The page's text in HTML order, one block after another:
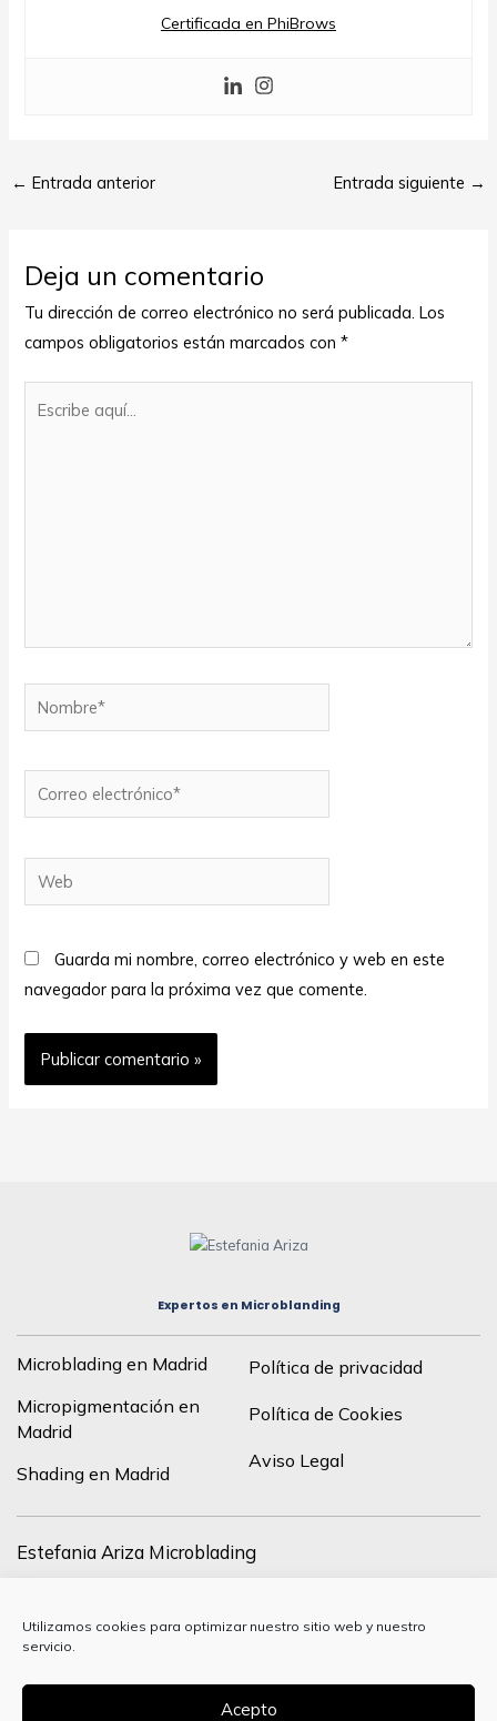
Utilizamos cookies para optimizar nuestro sitio web y nuestro
servicio.
Acepto
Certificada en PhiBrows
← Entrada anterior Entrada siguiente →
Deja un comentario
Tu dirección de correo electrónico no será publicada. Los
campos obligatorios están marcados con*
Nombre*
Correo
electrónico*
Web
Guarda mi nombre, correo electrónico y web en este
navegador para la próxima vez que comente.
Expertos en Microblanding
Microblading en Madrid
Micropigmentación en
Madrid
Shading en Madrid
Política de privacidad
Política de Cookies
Aviso Legal
Estefania Ariza Microblading
+34 627 24 37 84